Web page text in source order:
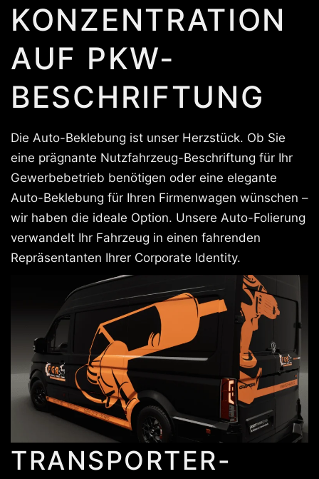
KONZENTRATION
AUF PKW-
BESCHRIFTUNG
Die Auto-Beklebung ist unser Herzstück. Ob Sie
eine prägnante Nutzfahrzeug-Beschriftung für Ihr
Gewerbebetrieb benötigen oder eine elegante
Auto-Beklebung für Ihren Firmenwagen wünschen –
wir haben die ideale Option. Unsere Auto-Folierung
verwandelt Ihr Fahrzeug in einen fahrenden
Repräsentanten Ihrer Corporate Identity.
TRANSPORTER-